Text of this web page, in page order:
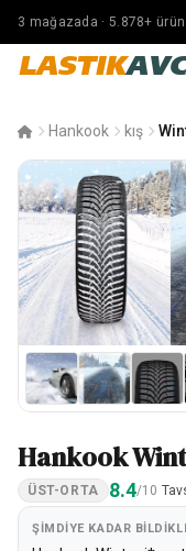
3 mağazada · 5.878+ ürün
LASTIK
Hankook kış
Hankook
ÜST-ORTA 8.4/10
ŞIMDIYE KADAR